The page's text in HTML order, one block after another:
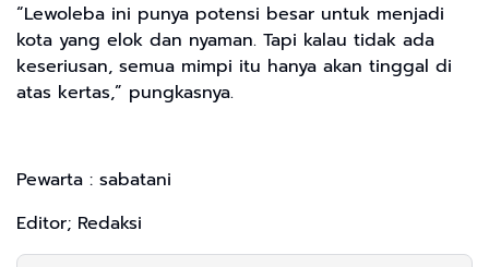
“Lewoleba ini punya potensi besar untuk menjadi
kota yang elok dan nyaman. Tapi kalau tidak ada
keseriusan, semua mimpi itu hanya akan tinggal di
atas kertas,” pungkasnya.
Pewarta : sabatani
Editor; Redaksi